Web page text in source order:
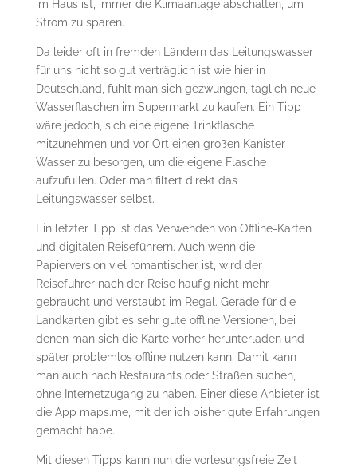
im Haus ist, immer die Klimaanlage abschalten, um
Strom zu sparen.
Da leider oft in fremden Ländern das Leitungswasser
für uns nicht so gut verträglich ist wie hier in
Deutschland, fühlt man sich gezwungen, täglich neue
Wasserflaschen im Supermarkt zu kaufen. Ein Tipp
wäre jedoch, sich eine eigene Trinkflasche
mitzunehmen und vor Ort einen großen Kanister
Wasser zu besorgen, um die eigene Flasche
aufzufüllen. Oder man filtert direkt das
Leitungswasser selbst.
Ein letzter Tipp ist das Verwenden von Offline-Karten
und digitalen Reiseführern. Auch wenn die
Papierversion viel romantischer ist, wird der
Reiseführer nach der Reise häufig nicht mehr
gebraucht und verstaubt im Regal. Gerade für die
Landkarten gibt es sehr gute offline Versionen, bei
denen man sich die Karte vorher herunterladen und
später problemlos offline nutzen kann. Damit kann
man auch nach Restaurants oder Straßen suchen,
ohne Internetzugang zu haben. Einer diese Anbieter ist
die App maps.me, mit der ich bisher gute Erfahrungen
gemacht habe.
Mit diesen Tipps kann nun die vorlesungsfreie Zeit